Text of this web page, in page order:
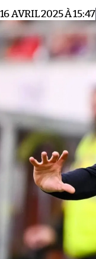
AVRIL 2025 À 15:47